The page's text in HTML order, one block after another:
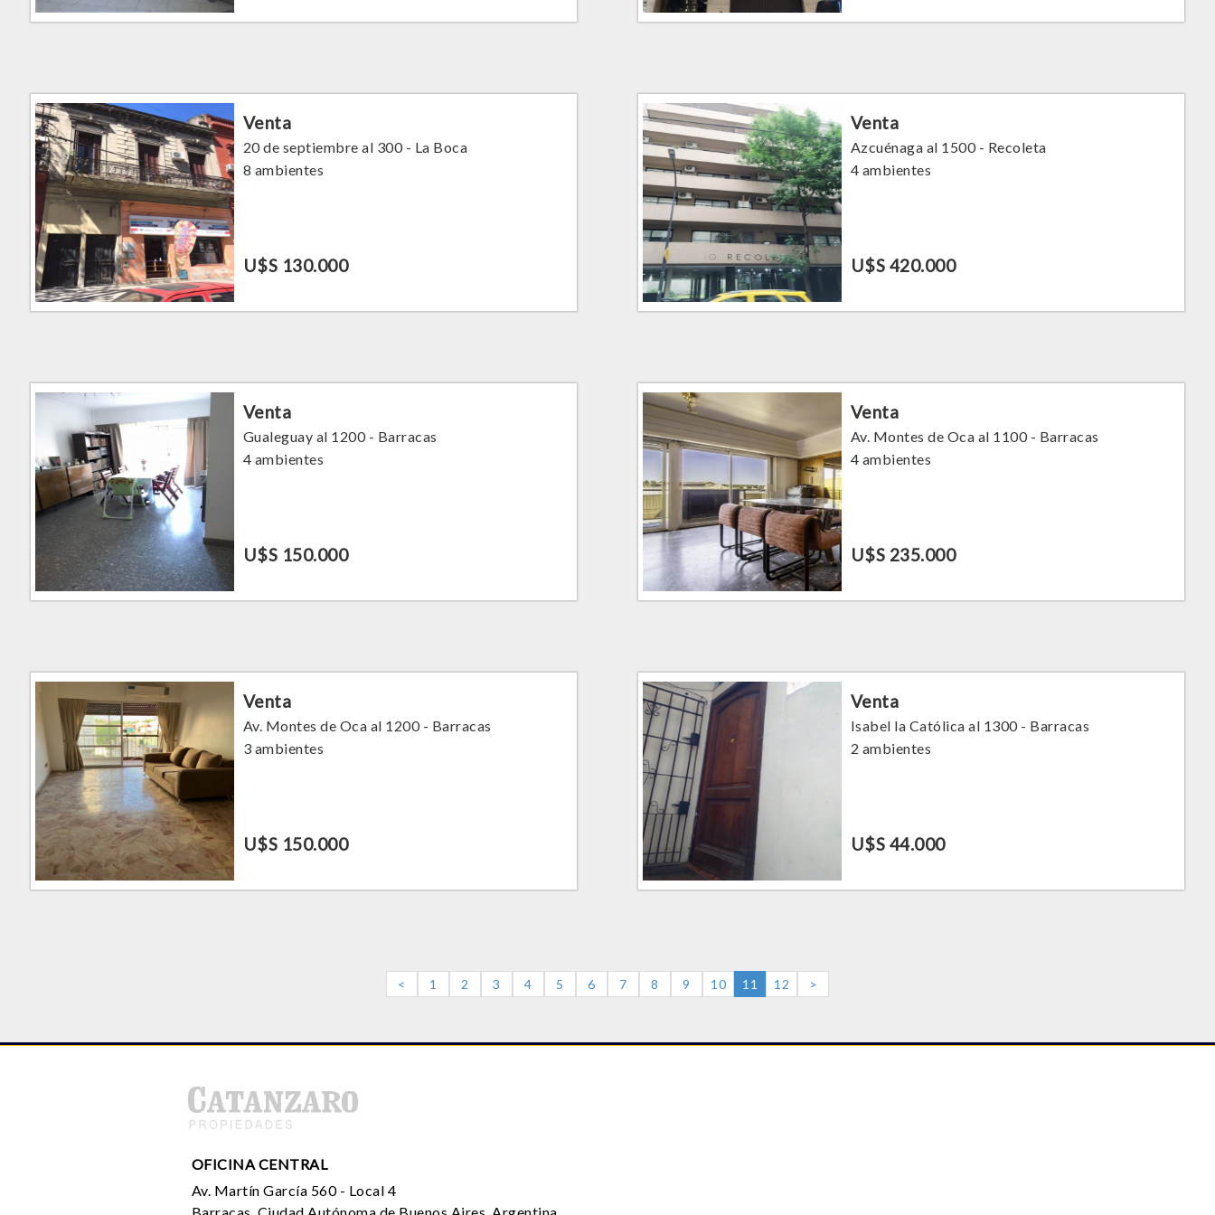
Venta
20 de septiembre al 300 - La Boca
8 ambientes
U$S 130.000
Venta
Azcuénaga al 1500 - Recoleta
4 ambientes
U$S 420.000
Venta
Gualeguay al 1200 - Barracas
4 ambientes
U$S 150.000
Venta
Av. Montes de Oca al 1100 - Barracas
4 ambientes
U$S 235.000
Venta
Av. Montes de Oca al 1200 - Barracas
3 ambientes
U$S 150.000
Venta
Isabel la Católica al 1300 - Barracas
2 ambientes
U$S 44.000
< 1 2 3 4 5 6 7 8 9 10 11 12 >
OFICINA CENTRAL
Av. Martín García 560 - Local 4